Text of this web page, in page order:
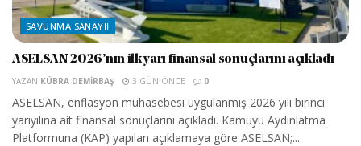
SAVUNMA SANAYII
ASELSAN 2026’nın ilk yarı finansal sonuçlarını açıkladı
YAZAN KÜBRA DEMIRBAŞ 3 GÜN ÖNCE 0
ASELSAN, enflasyon muhasebesi uygulanmış 2026 yılı birinci
yarıyılına ait finansal sonuçlarını açıkladı. Kamuyu Aydınlatma
Platformuna (KAP) yapılan açıklamaya göre ASELSAN;...